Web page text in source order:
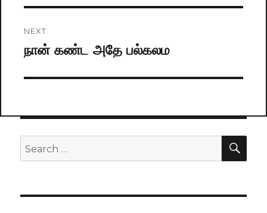
NEXT
Next
நான் கண்ட அதே பல்கலம
Search
for: